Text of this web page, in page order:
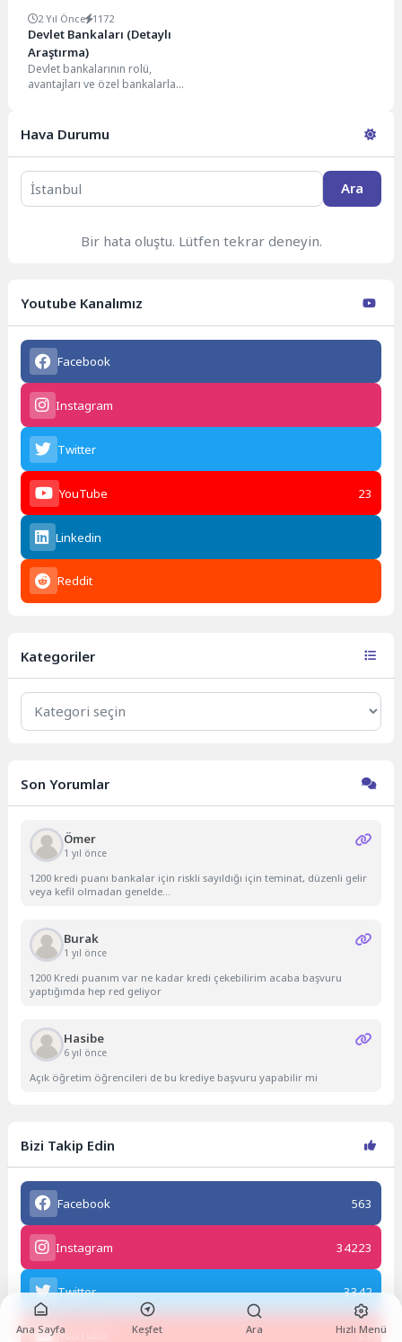
2 Yıl Önce 1172
Devlet Bankaları (Detaylı
Araştırma)
Devlet bankalarının rolü,
avantajları ve özel bankalarla
keşfedin.Devlet...
Hava Durumu
Ara
Bir hata oluştu. Lütfen tekrar deneyin.
Youtube Kanalımız
Facebook
Instagram
Twitter
YouTube 23
Linkedin
Reddit
Kategoriler
Kategoriler
Son Yorumlar
Ömer
1 yıl önce
1200 kredi puanı bankalar için riskli sayıldığı için teminat, düzenli gelir
veya kefil olmadan genelde...
Burak
1 yıl önce
1200 Kredi puanım var ne kadar kredi çekebilirim acaba başvuru
yaptığımda hep red geliyor
Hasibe
6 yıl önce
Açık öğretim öğrencileri de bu krediye başvuru yapabilir mi
Bizi Takip Edin
Facebook 563
Instagram 34223
Twitter 3342
YouTube 23
Ana Sayfa Keşfet Ara Hızlı Menü